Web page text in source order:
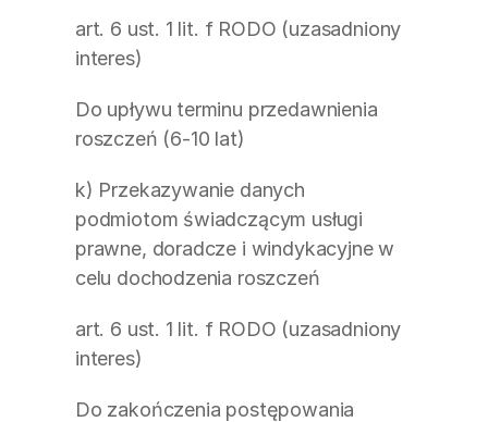
art. 6 ust. 1 lit. f RODO (uzasadniony
interes)
Do upływu terminu przedawnienia
roszczeń (6-10 lat)
k) Przekazywanie danych
podmiotom świadczącym usługi
prawne, doradcze i windykacyjne w
celu dochodzenia roszczeń
art. 6 ust. 1 lit. f RODO (uzasadniony
interes)
Do zakończenia postępowania